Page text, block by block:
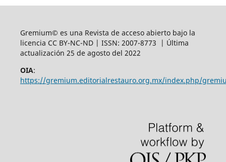
Gremium© es una Revista de acceso abierto bajo la
licencia CC BY-NC-ND | ISSN: 2007-8773 | Última
actualización 25 de agosto del 2022
OIA:
https://gremium.editorialrestauro.org.mx/index.php/